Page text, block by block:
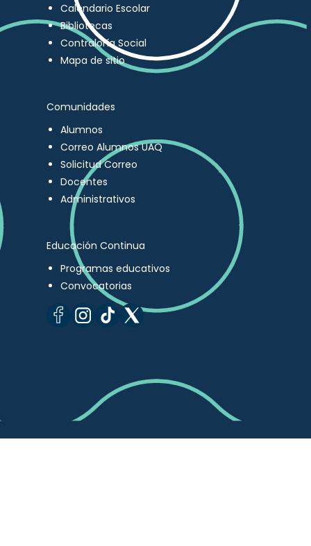
Calendario Escolar
Bibliotecas
Contraloría Social
Mapa de sitio
Comunidades
Alumnos
Correo Alumnos UAQ
Solicitud Correo
Docentes
Administrativos
Educación Continua
Programas educativos
Convocatorias